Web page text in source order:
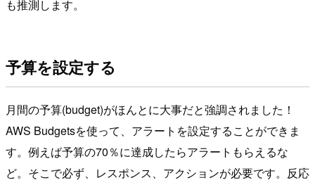
も推測します。
予算を設定する
月間の予算(budget)がほんとに大事だと強調されました！
AWS Budgetsを使って、アラートを設定することができま
す。例えば予算の70％に達成したらアラートもらえるな
ど。そこで必ず、レスポンス、アクションが必要です。反応